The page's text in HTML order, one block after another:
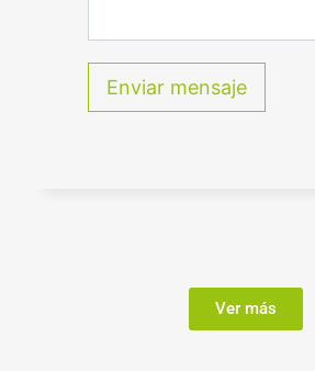
Enviar mensaje
Ver más